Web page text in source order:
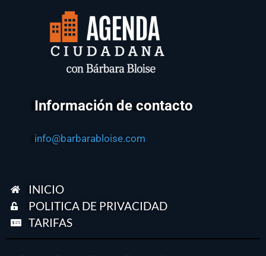
Información de contacto
info@barbarabloise.com
INICIO
POLITICA DE PRIVACIDAD
TARIFAS